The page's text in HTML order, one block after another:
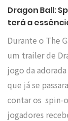
Dragon Ball:
terá a
Durante o The
um trailer de
jogo da
que já se
contar os spin-
jogadores